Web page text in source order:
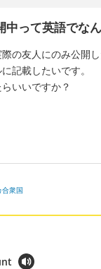
中って英語でな
の友人にのみ公開
記載したいです。
いいですか？
合衆国